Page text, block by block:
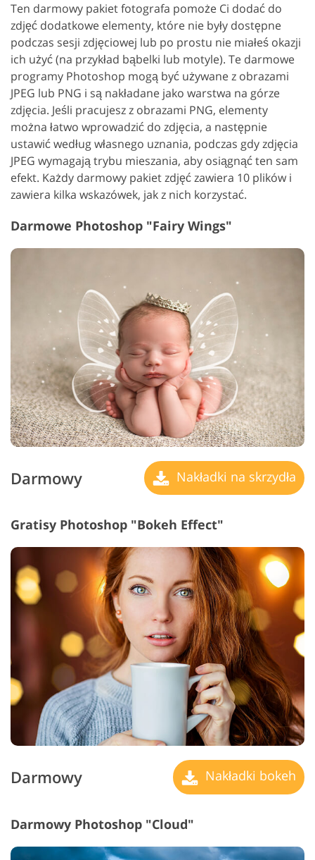
Ten darmowy pakiet fotografa pomoże Ci dodać do
zdjęć dodatkowe elementy, które nie były dostępne
podczas sesji zdjęciowej lub po prostu nie miałeś okazji
ich użyć (na przykład bąbelki lub motyle). Te darmowe
programy Photoshop mogą być używane z obrazami
JPEG lub PNG i są nakładane jako warstwa na górze
zdjęcia. Jeśli pracujesz z obrazami PNG, elementy
można łatwo wprowadzić do zdjęcia, a następnie
ustawić według własnego uznania, podczas gdy zdjęcia
JPEG wymagają trybu mieszania, aby osiągnąć ten sam
efekt. Każdy darmowy pakiet zdjęć zawiera 10 plików i
zawiera kilka wskazówek, jak z nich korzystać.
Darmowe Photoshop "Fairy Wings"
Darmowy Nakładki na skrzydła
Gratisy Photoshop "Bokeh Effect"
Darmowy Nakładki bokeh
Darmowy Photoshop "Cloud"